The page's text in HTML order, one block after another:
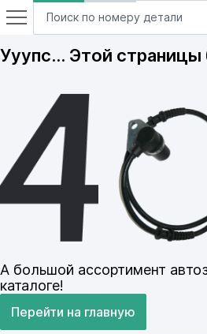
Ууупс… Этой страницы
А большой ассортимент
каталоге!
Перейти на главную